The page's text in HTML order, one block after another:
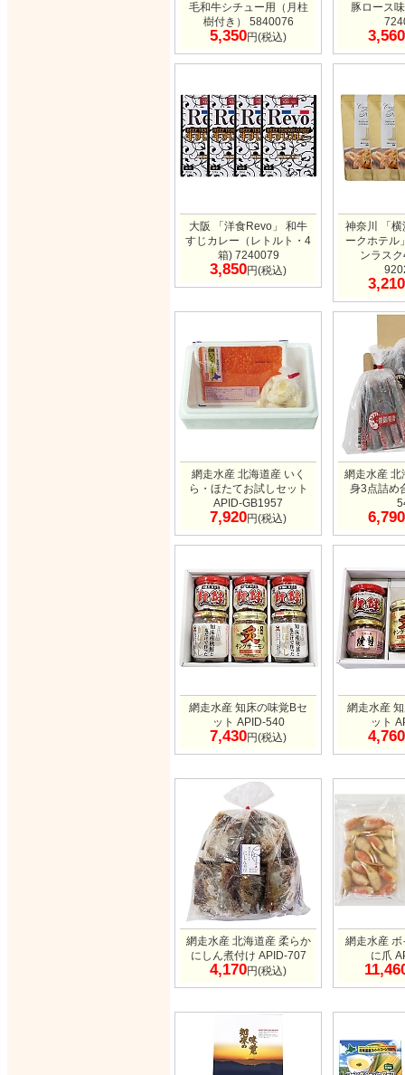
毛和牛シチュー用（月柱
樹付き） 5840076
5,350円(税込)
豚ロース
3,560
大阪 「洋食Revo」 和牛
すじカレー（レトルト・4
箱) 7240079
3,850円(税込)
神奈川 「
ークホテル
ンラス
3,210
網走水産 北海道産 いく
ら・ほたてお試しセット
APID-GB1957
7,920円(税込)
網走水産 北
身3点詰め
6,790
網走水産 知床の味覚Bセ
ット APID-540
7,430円(税込)
網走水産
ット
4,760
網走水産 北海道産 柔らか
にしん煮付け APID-707
4,170円(税込)
網走水産
に爪